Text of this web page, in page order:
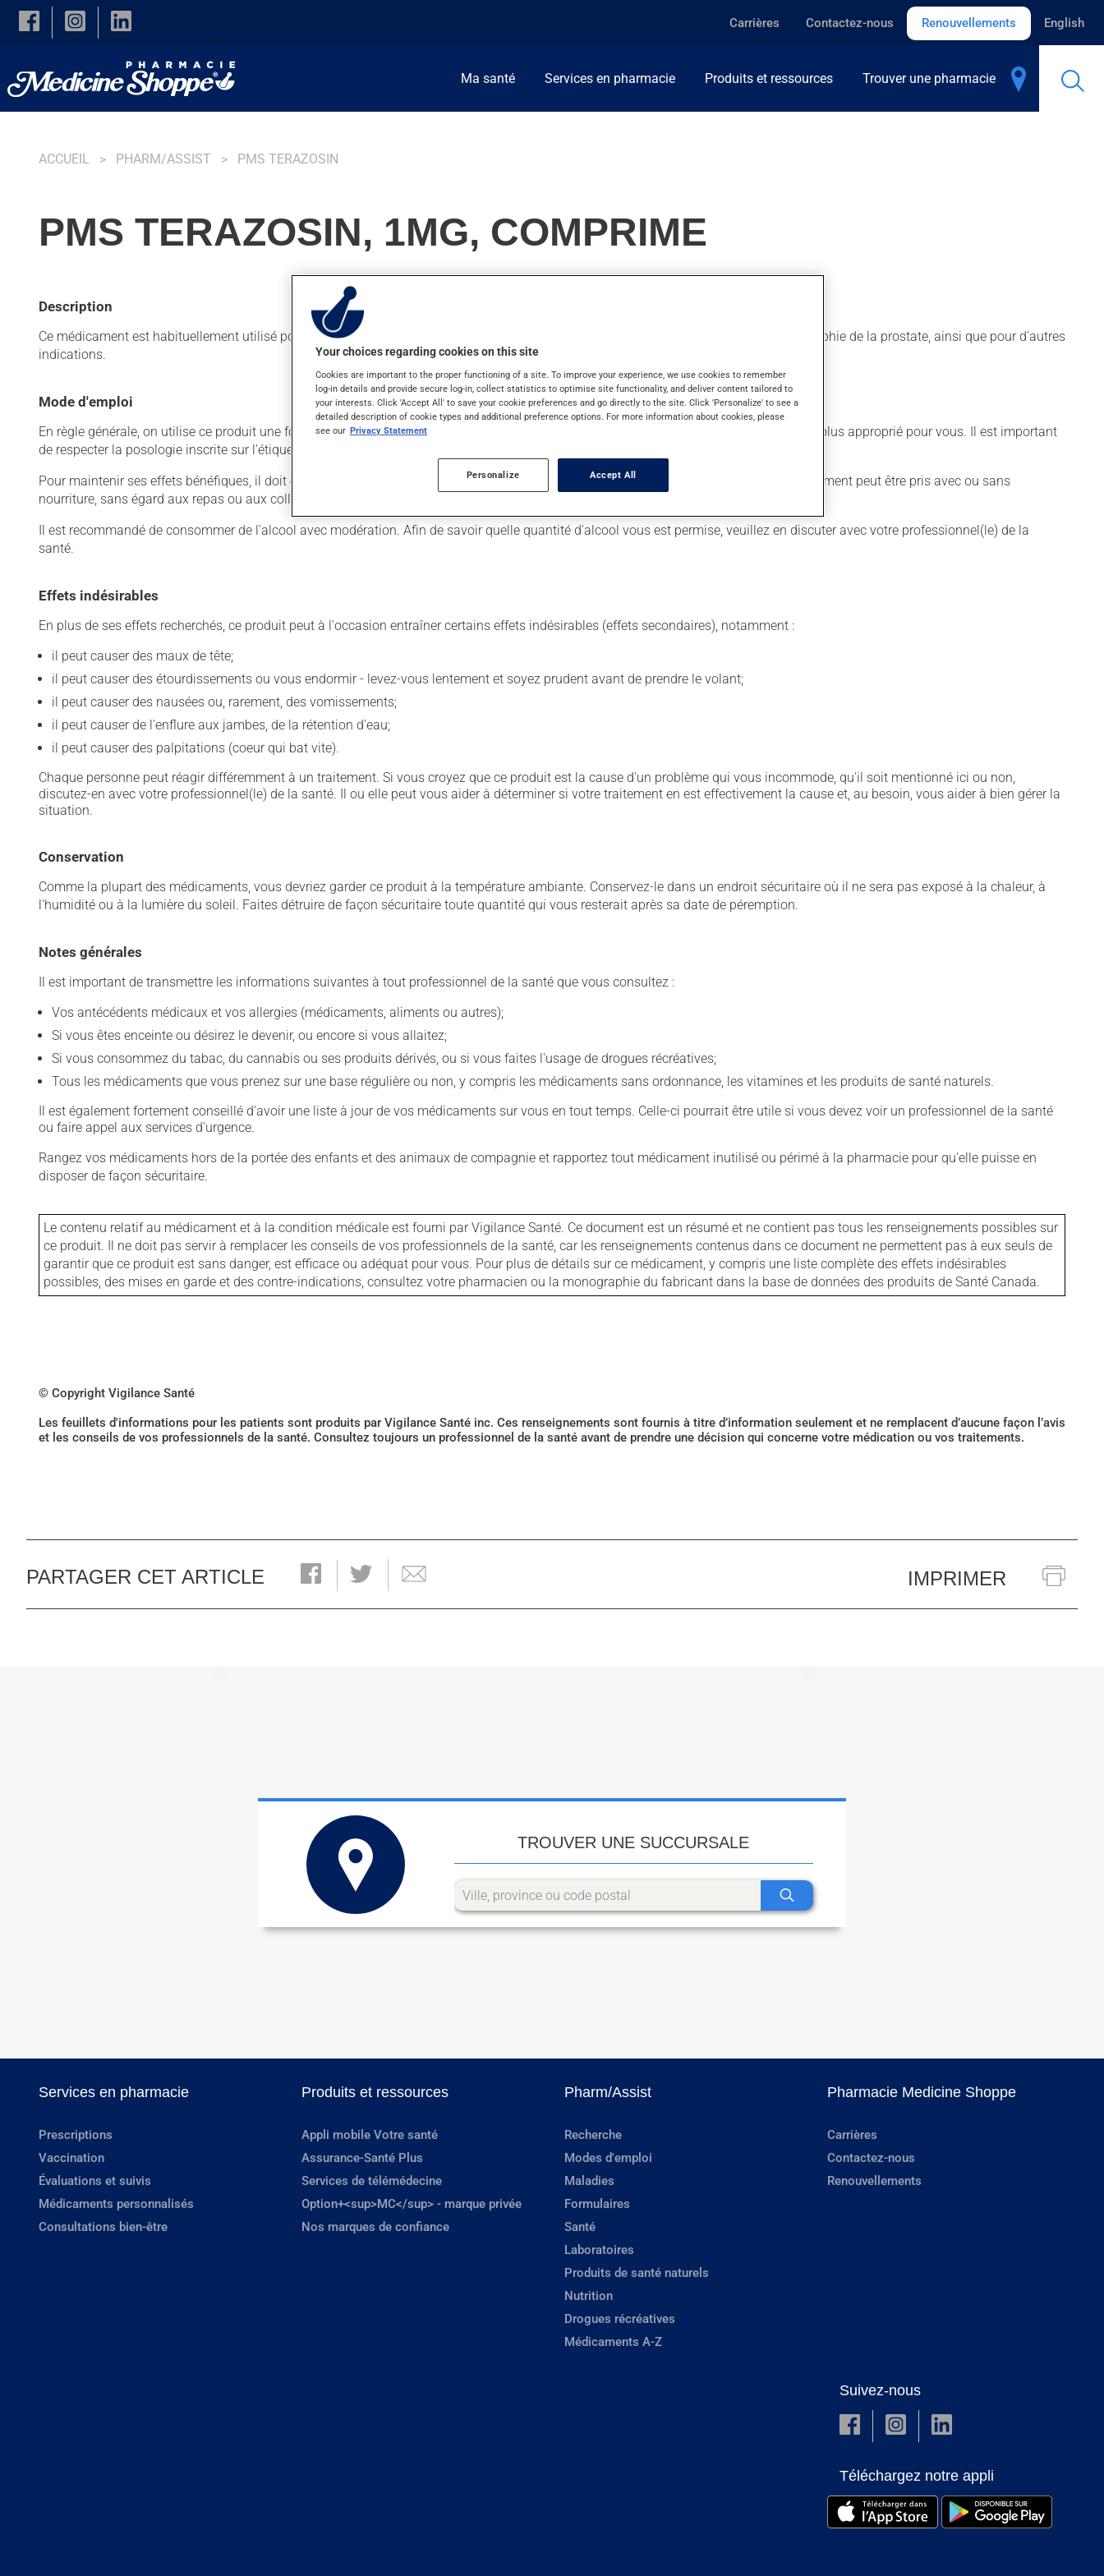
Skip to main content
Carrières Contactez-nous Renouvellements English
Ma santé Services en pharmacie Produits et ressources Trouver une pharmacie
ACCUEIL PHARM/ASSIST PMS TERAZOSIN
PMS TERAZOSIN, 1MG, COMPRIME
Description
Ce médicament est habituellement utilisé pour diminuer la tension artérielle. On l'emploie aussi pour diminuer les symptômes d'hypertrophie de la prostate, ainsi que pour d'autres
indications.
Mode d'emploi
En règle générale, on utilise ce produit une fois par jour. Il est possible que votre pharmacien vous ait indiqué un horaire différent qui est plus approprié pour vous. Il est important
de respecter la posologie inscrite sur l'étiquette. N'en utilisez pas plus, ni plus souvent qu'indiqué.
Pour maintenir ses effets bénéfiques, il doit être utilisé de façon régulière et continue. Assurez-vous de ne jamais en manquer. Ce médicament peut être pris avec ou sans
nourriture, sans égard aux repas ou aux collations.
Il est recommandé de consommer de l'alcool avec modération. Afin de savoir quelle quantité d'alcool vous est permise, veuillez en discuter avec votre professionnel(le) de la
santé.
Effets indésirables
En plus de ses effets recherchés, ce produit peut à l'occasion entraîner certains effets indésirables (effets secondaires), notamment :
il peut causer des maux de tête;
il peut causer des étourdissements ou vous endormir - levez-vous lentement et soyez prudent avant de prendre le volant;
il peut causer des nausées ou, rarement, des vomissements;
il peut causer de l'enflure aux jambes, de la rétention d'eau;
il peut causer des palpitations (coeur qui bat vite).
Chaque personne peut réagir différemment à un traitement. Si vous croyez que ce produit est la cause d'un problème qui vous incommode, qu'il soit mentionné ici ou non,
discutez-en avec votre professionnel(le) de la santé. Il ou elle peut vous aider à déterminer si votre traitement en est effectivement la cause et, au besoin, vous aider à bien gérer la
situation.
Conservation
Comme la plupart des médicaments, vous devriez garder ce produit à la température ambiante. Conservez-le dans un endroit sécuritaire où il ne sera pas exposé à la chaleur, à
l'humidité ou à la lumière du soleil. Faites détruire de façon sécuritaire toute quantité qui vous resterait après sa date de péremption.
Notes générales
Il est important de transmettre les informations suivantes à tout professionnel de la santé que vous consultez :
Vos antécédents médicaux et vos allergies (médicaments, aliments ou autres);
Si vous êtes enceinte ou désirez le devenir, ou encore si vous allaitez;
Si vous consommez du tabac, du cannabis ou ses produits dérivés, ou si vous faites l'usage de drogues récréatives;
Tous les médicaments que vous prenez sur une base régulière ou non, y compris les médicaments sans ordonnance, les vitamines et les produits de santé naturels.
Il est également fortement conseillé d'avoir une liste à jour de vos médicaments sur vous en tout temps. Celle-ci pourrait être utile si vous devez voir un professionnel de la santé
ou faire appel aux services d'urgence.
Rangez vos médicaments hors de la portée des enfants et des animaux de compagnie et rapportez tout médicament inutilisé ou périmé à la pharmacie pour qu'elle puisse en
disposer de façon sécuritaire.
Le contenu relatif au médicament et à la condition médicale est fourni par Vigilance Santé. Ce document est un résumé et ne contient pas tous les renseignements possibles sur
ce produit. Il ne doit pas servir à remplacer les conseils de vos professionnels de la santé, car les renseignements contenus dans ce document ne permettent pas à eux seuls de
garantir que ce produit est sans danger, est efficace ou adéquat pour vous. Pour plus de détails sur ce médicament, y compris une liste complète des effets indésirables
possibles, des mises en garde et des contre-indications, consultez votre pharmacien ou la monographie du fabricant dans la base de données des produits de Santé Canada.
© Copyright Vigilance Santé
Les feuillets d'informations pour les patients sont produits par Vigilance Santé inc. Ces renseignements sont fournis à titre d’information seulement et ne remplacent d’aucune façon l’avis
et les conseils de vos professionnels de la santé. Consultez toujours un professionnel de la santé avant de prendre une décision qui concerne votre médication ou vos traitements.
PARTAGER CET ARTICLE IMPRIMER
TROUVER UNE SUCCURSALE
Services en pharmacie
Prescriptions
Vaccination
Évaluations et suivis
Médicaments personnalisés
Consultations bien-être
Produits et ressources
Appli mobile Votre santé
Assurance-Santé Plus
Services de télémédecine
Option+<sup>MC</sup> - marque privée
Nos marques de confiance
Pharm/Assist
Recherche
Modes d'emploi
Maladies
Formulaires
Santé
Laboratoires
Produits de santé naturels
Nutrition
Drogues récréatives
Médicaments A-Z
Pharmacie Medicine Shoppe
Carrières
Contactez-nous
Renouvellements
Suivez-nous
Téléchargez notre appli
Your choices regarding cookies on this site
Cookies are important to the proper functioning of a site. To improve your experience, we use cookies to remember
log-in details and provide secure log-in, collect statistics to optimise site functionality, and deliver content tailored to
your interests. Click 'Accept All' to save your cookie preferences and go directly to the site. Click 'Personalize' to see a
detailed description of cookie types and additional preference options. For more information about cookies, please
see our Privacy Statement
Personalize Accept All